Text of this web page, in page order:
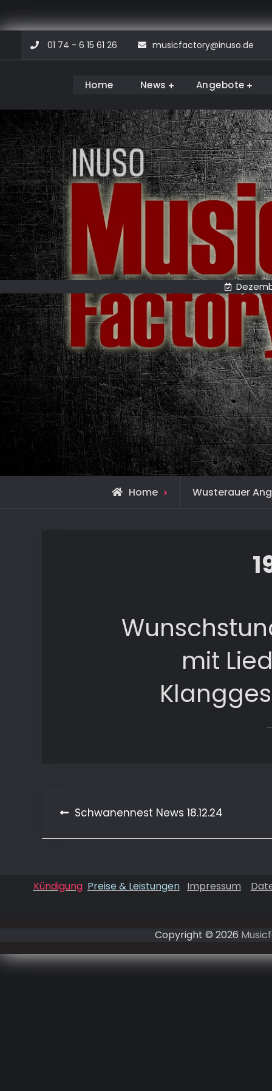
content
01 74 - 6 15 61 26 musicfactory@inuso.de
Musicfactory
Home News Angebote
Home Wusterauer
mit
Beitragsnavigation
Schwanennest News 18.12.24
Kündigung Preise & Leistungen Impressum
Copyright © 2026